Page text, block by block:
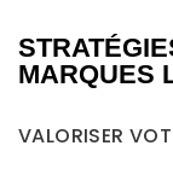
MARQUES
VALORISER